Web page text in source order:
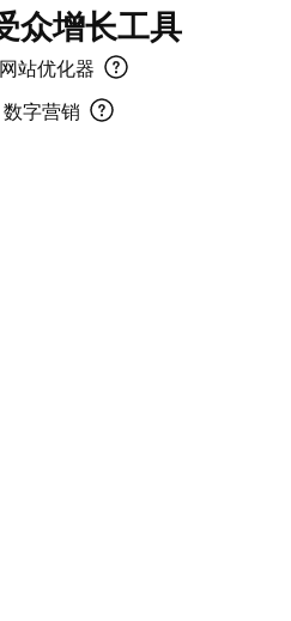
众增长工具
站优化器
字营销